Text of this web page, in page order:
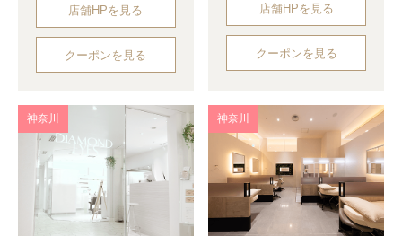
店舗HPを見る
クーポンを見る
店舗HPを見る
クーポンを見る
神奈川 神奈川